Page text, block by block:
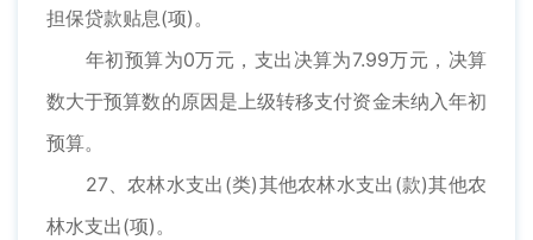
担保贷款贴息(项)。
年初预算为0万元，支出决算为7.99万元，决算
数大于预算数的原因是上级转移支付资金未纳入年初
预算。
27、农林水支出(类)其他农林水支出(款)其他农
林水支出(项)。